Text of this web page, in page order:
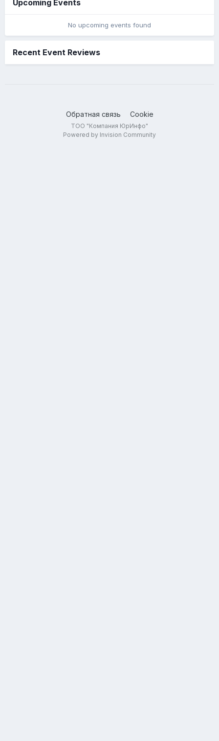
Upcoming Events
No upcoming events found
Recent Event Reviews
Обратная связь Cookie
ТОО "Компания ЮрИнфо"
Powered by Invision Community